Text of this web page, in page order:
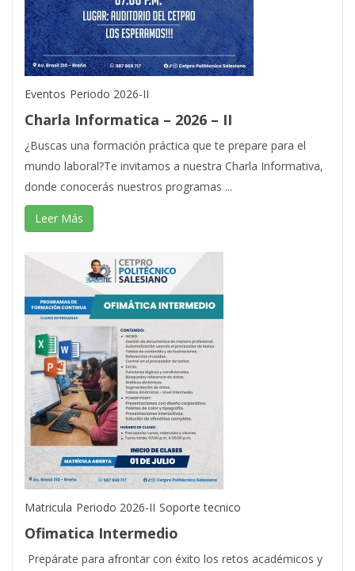
Eventos Periodo 2026-II
Charla Informatica – 2026 – II
¿Buscas una formación práctica que te prepare para el
mundo laboral?Te invitamos a nuestra Charla Informativa,
donde conocerás nuestros programas ...
Leer Más
Matricula Periodo 2026-II Soporte tecnico
Ofimatica Intermedio
Prepárate para afrontar con éxito los retos académicos y